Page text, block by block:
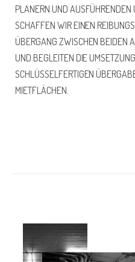
PLANERN UND AUSFÜHRENDEN
SCHAFFEN WIR EINEN
ÜBERGANG ZWISCHEN BEIDEN
UND BEGLEITEN DIE
SCHLÜSSELFERTIGEN
MIETFLÄCHEN.